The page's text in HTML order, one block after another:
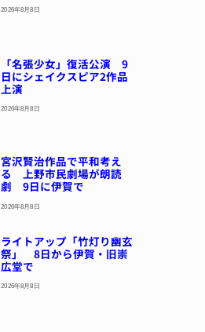
2026年8月8日
「名張少女」復活公演 9
日にシェイクスピア2作品
上演
2026年8月8日
宮沢賢治作品で平和考え
る 上野市民劇場が朗読
劇 9日に伊賀で
2026年8月8日
ライトアップ「竹灯り幽玄
祭」 8日から伊賀・旧崇
広堂で
2026年8月8日